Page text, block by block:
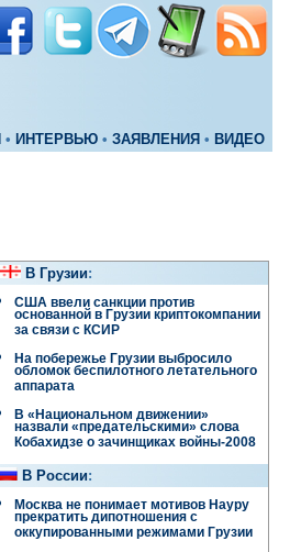
• ИНТЕРВЬЮ • ЗАЯВЛЕНИЯ • ВИДЕО
В Грузии:
США ввели санкции против
основанной в Грузии криптокомпании
за связи с КСИР
На побережье Грузии выбросило
обломок беспилотного летательного
аппарата
В «Национальном движении»
назвали «предательскими» слова
Кобахидзе о зачинщиках войны-2008
В России:
Москва не понимает мотивов Науру
прекратить дипотношения с
оккупированными режимами Грузии